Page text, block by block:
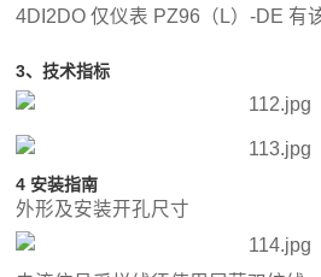
4DI2DO 仅仪表 PZ96（L）-DE 有
3、技术指标
4 安装指南
外形及安装开孔尺寸